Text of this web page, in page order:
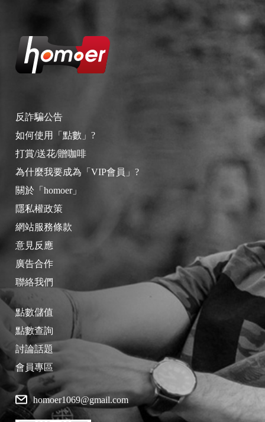
反詐騙公告
如何使用「點數」?
打賞/送花/贈咖啡
為什麼我要成為「VIP會員」?
關於「homoer」
隱私權政策
網站服務條款
意見反應
廣告合作
聯絡我們
點數儲值
點數查詢
討論話題
會員專區
homoer1069@gmail.com